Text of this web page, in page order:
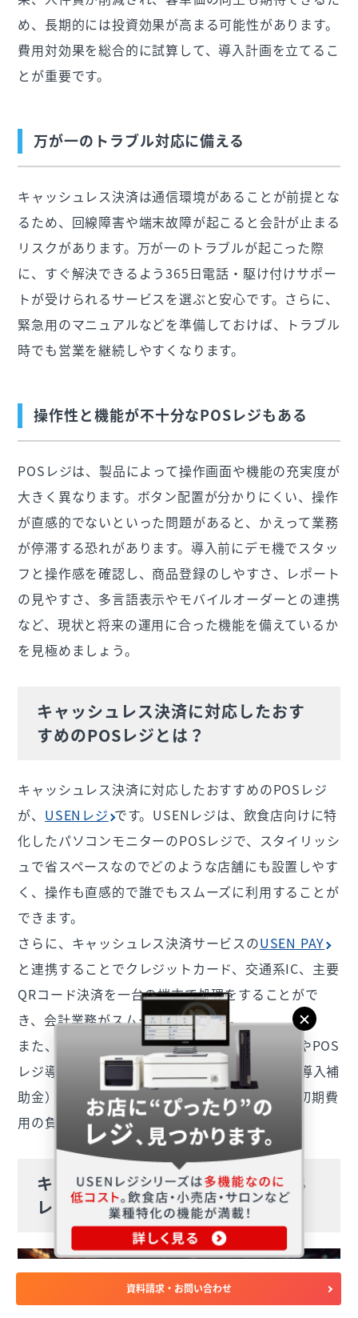
め、長期的には投資効果が高まる可能性があります。
費用対効果を総合的に試算して、導入計画を立てるこ
とが重要です。
万が一のトラブル対応に備える
キャッシュレス決済は通信環境があることが前提とな
るため、回線障害や端末故障が起こると会計が止まる
リスクがあります。万が一のトラブルが起こった際
に、すぐ解決できるよう365日電話・駆け付けサポー
トが受けられるサービスを選ぶと安心です。さらに、
緊急用のマニュアルなどを準備しておけば、トラブル
時でも営業を継続しやすくなります。
操作性と機能が不十分なPOSレジもある
POSレジは、製品によって操作画面や機能の充実度が
大きく異なります。ボタン配置が分かりにくい、操作
が直感的でないといった問題があると、かえって業務
が停滞する恐れがあります。導入前にデモ機でスタッ
フと操作感を確認し、商品登録のしやすさ、レポート
の見やすさ、多言語表示やモバイルオーダーとの連携
など、現状と将来の運用に合った機能を備えているか
を見極めましょう。
キャッシュレス決済に対応したおす
すめのPOSレジとは？
キャッシュレス決済に対応したおすすめのPOSレジ
が、 USENレジ です。USENレジは、飲食店向けに特
化したパソコンモニターのPOSレジで、スタイリッシ
ュで省スペースなのでどのような店舗にも設置しやす
く、操作も直感的で誰でもスムーズに利用することが
できます。
さらに、キャッシュレス決済サービスのUSEN PAY
と連携することでクレジットカード、交通系IC、主要
QRコード決済を一台の端末で処理をすることがで
き、会計業務がスムーズに行えます。
また、24時間365日の電話・駆け付けサポートやPOS
レジ導入にはデジタル化・AI導入補助金（旧IT導入補
助金）も対象となっており、導入後のリスクと初期費
用の負担を抑えられる点も大きな魅力です。
キャッシュレス決済に対応したPOS
レジを導入しよう
資料請求・お問い合わせ